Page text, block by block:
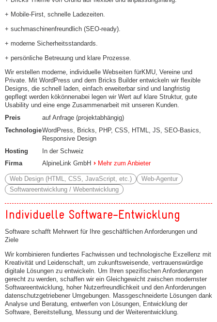
+ Mobile-First, schnelle Ladezeiten.
+ suchmaschinenfreundlich (SEO-ready).
+ moderne Sicherheitsstandards.
+ persönliche Betreuung und klare Prozesse.
Wir erstellen moderne, individuelle Webseiten fürKMU, Vereine und
Private. Mit WordPress und dem Bricks Builder entwickeln wir flexible
Designs, die schnell laden, einfach erweiterbar sind und langfristig
gepflegt werden kökönnenabei legen wir Wert auf klare Struktur, gute
Usability und eine enge Zusammenarbeit mit unseren Kunden.
Preis
auf Anfrage (projektabhängig)
TechnologieWordPress, Bricks, PHP, CSS, HTML, JS, SEO-Basics,
Responsive Design
Hosting
In der Schweiz
Firma
AlpineLink GmbH Mehr zum Anbieter
Web Design (HTML, CSS, JavaScript, etc.)
Web-Agentur
Softwareentwicklung / Webentwicklung
Individuelle Software-Entwicklung
Software schafft Mehrwert für Ihre geschäftlichen Anforderungen und
Ziele
Wir kombinieren fundiertes Fachwissen und technologische Exzellenz mit
Kreativität und Leidenschaft, um zukunftsweisende, vertrauenswürdige
digitale Lösungen zu entwickeln. Um Ihren spezifischen Anforderungen
gerecht zu werden, schaffen wir ein Gleichgewicht zwischen modernster
Softwareentwicklung, hoher Nutzerfreundlichkeit und den Anforderungen
datenschutzgetriebener Umgebungen. Massgeschneiderte Lösungen dank
Analyse und Beratung, entwerfen von Lösungen, Entwicklung der
Software, Bereitstellung, Messung und der Weiterentwicklung.